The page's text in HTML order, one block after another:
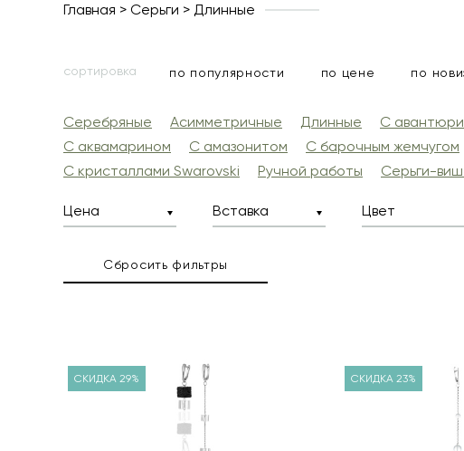
Главная Серьги Длинные
сортировка по популярности по цене по
Серебряные Асимметричные Длинные С
С аквамарином
С амазонитом С барочным жемчугом
С кристаллами Swarovski
Ручной работы Серьги-
Фильтры
Цена Вставка Цвет
Сбросить фильтры
СКИДКА 29% СКИДКА 23%